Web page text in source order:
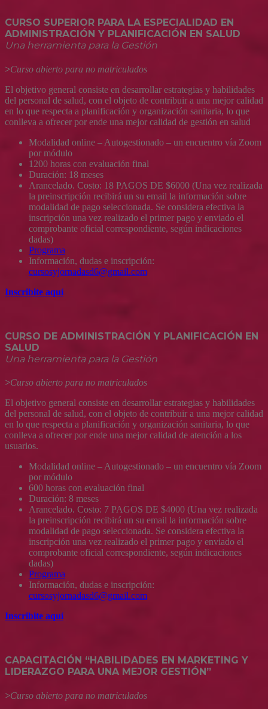
CURSO SUPERIOR PARA LA ESPECIALIDAD EN
ADMINISTRACIÓN Y PLANIFICACIÓN EN SALUD
Una herramienta para la Gestión
>Curso abierto para no matriculados
El objetivo general consiste en desarrollar estrategias y habilidades
del personal de salud, con el objeto de contribuir a una mejor calidad
en lo que respecta a planificación y organización sanitaria, lo que
conlleva a ofrecer por ende una mejor calidad de gestión en salud
Modalidad online – Autogestionado – un encuentro vía Zoom
por módulo
1200 horas con evaluación final
Duración: 18 meses
Arancelado. Costo: 18 PAGOS DE $6000 (Una vez realizada
la preinscripción recibirá un su email la información sobre
modalidad de pago seleccionada. Se considera efectiva la
inscripción una vez realizado el primer pago y enviado el
comprobante oficial correspondiente, según indicaciones
dadas)
Programa
Información, dudas e inscripción:
cursosyjornadasd6@gmail.com
Inscribite aquí
CURSO DE ADMINISTRACIÓN Y PLANIFICACIÓN EN
SALUD
Una herramienta para la Gestión
>Curso abierto para no matriculados
El objetivo general consiste en desarrollar estrategias y habilidades
del personal de salud, con el objeto de contribuir a una mejor calidad
en lo que respecta a planificación y organización sanitaria, lo que
conlleva a ofrecer por ende una mejor calidad de atención a los
usuarios.
Modalidad online – Autogestionado – un encuentro vía Zoom
por módulo
600 horas con evaluación final
Duración: 8 meses
Arancelado. Costo: 7 PAGOS DE $4000 (Una vez realizada
la preinscripción recibirá un su email la información sobre
modalidad de pago seleccionada. Se considera efectiva la
inscripción una vez realizado el primer pago y enviado el
comprobante oficial correspondiente, según indicaciones
dadas)
Programa
Información, dudas e inscripción:
cursosyjornadasd6@gmail.com
Inscribite aquí
CAPACITACIÓN “HABILIDADES EN MARKETING Y
LIDERAZGO PARA UNA MEJOR GESTIÓN”
>Curso abierto para no matriculados